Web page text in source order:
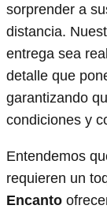
sorprender a
distancia.
entrega sea
detalle que
garantizando
condiciones y
Entendemos
requieren un
Encanto